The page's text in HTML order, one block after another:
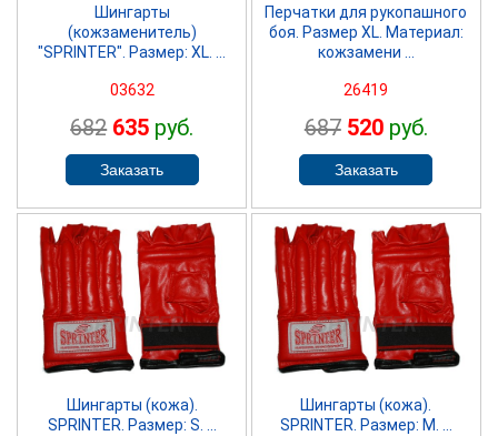
Шингарты
(кожзаменитель)
"SPRINTER". Размер: XL. ...
03632
682 635 руб.
Перчатки для рукопашного
боя. Размер XL. Материал:
кожзамени ...
26419
687 520руб.
SPRINTER
Шингарты (кожа).
SPRINTER. Размер: S. ...
SPRINTER
Шингарты (кожа).
SPRINTER. Размер: M. ...